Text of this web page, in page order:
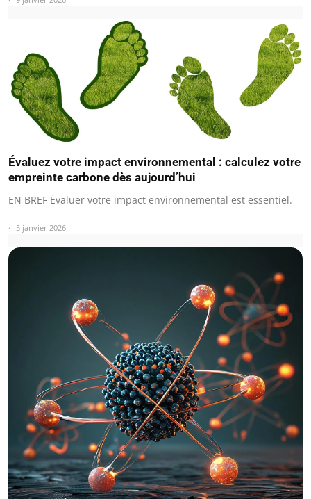
Évaluez votre impact environnemental : calculez votre
empreinte carbone dès aujourd’hui
EN BREF Évaluer votre impact environnemental est essentiel.
5 janvier 2026